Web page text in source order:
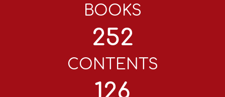
BOOKS
252
CONTENTS
126